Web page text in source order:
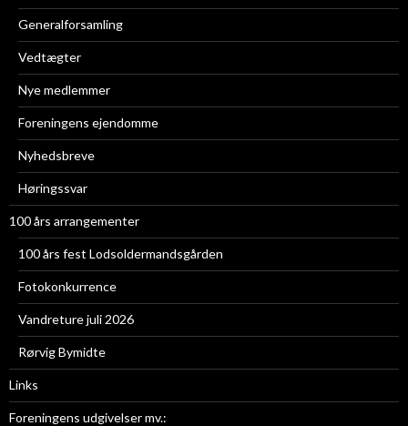
Generalforsamling
Vedtægter
Nye medlemmer
Foreningens ejendomme
Nyhedsbreve
Høringssvar
100 års arrangementer
100 års fest Lodsoldermandsgården
Fotokonkurrence
Vandreture juli 2026
Rørvig Bymidte
Links
Foreningens udgivelser mv.: